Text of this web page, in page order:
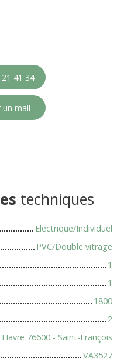
41 34
un mail
techniques
Electrique/Individuel
PVC/Double vitrage
1
1
1800
2
Havre 76600 - Saint-François
VA3527